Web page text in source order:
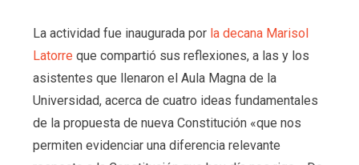
La actividad fue inaugurada porla decana Marisol
Latorre que compartió sus reflexiones, a las y los
asistentes que llenaron el Aula Magna de la
Universidad, acerca de cuatro ideas fundamentales
de la propuesta de nueva Constitución «que nos
permiten evidenciar una diferencia relevante